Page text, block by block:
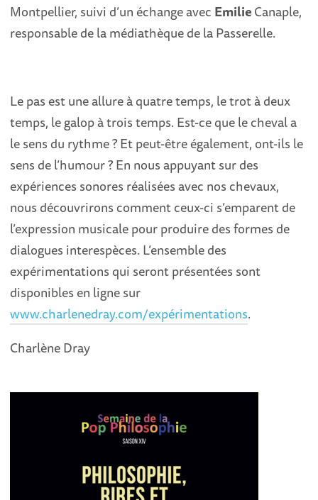
Montpellier, suivi d’un échange avec EmilieCanaple,
responsable de la médiathèque de la Passerelle.
Le pas est une allure à quatre temps, le trot à deux
temps, le galop à trois temps. Est-ce que le cheval a
le sens du rythme ? Et peut-être également, ont-ils le
sens de l’humour ?En nous appuyant sur des
expériences sonores réalisées avec nos chevaux,
nous découvrirons comment ceux-ci s’emparent de
l’expression musicale pour produire des formes de
dialogues interespèces. L’ensemble des
expérimentations qui seront présentées sont
disponibles en ligne sur
www.charlenedray.com/expérimentations.
Charlène Dray